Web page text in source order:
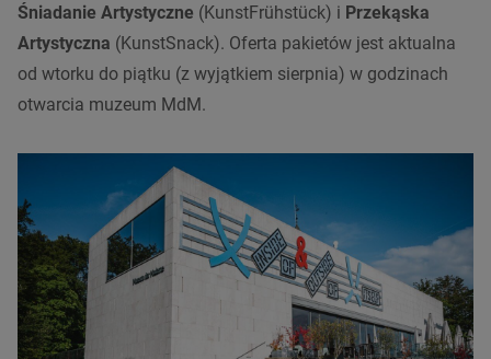
Śniadanie Artystyczne (KunstFrühstück) i Przekąska
Artystyczna (KunstSnack). Oferta pakietów jest aktualna
od wtorku do piątku (z wyjątkiem sierpnia) w godzinach
otwarcia muzeum MdM.